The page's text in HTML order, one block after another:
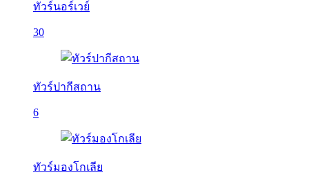
ทัวร์นอร์เวย์
30
ทัวร์ปากีสถาน
6
ทัวร์มองโกเลีย